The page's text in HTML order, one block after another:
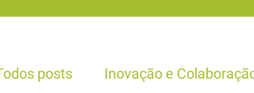
posts Inovação e